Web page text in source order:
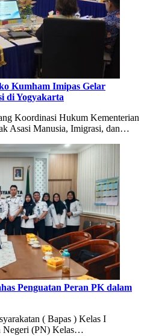
Kumham Imipas Gelar
di Yogyakarta
Koordinasi Hukum Kementerian
Asasi Manusia, Imigrasi, dan…
Penguatan Peran PK dalam
( Bapas ) Kelas I
Negeri (PN) Kelas…